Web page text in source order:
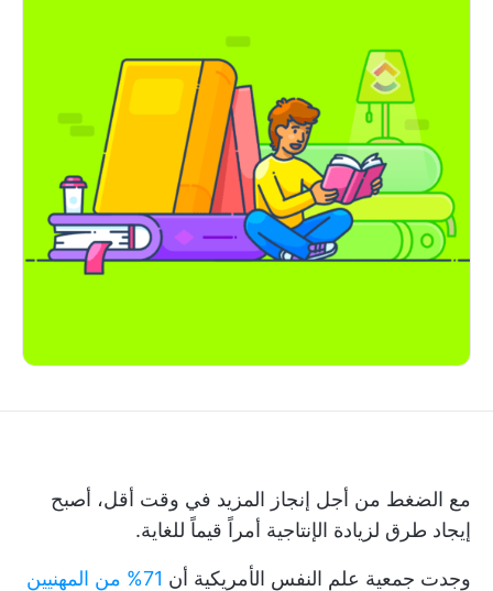
مع الضغط من أجل إنجاز المزيد في وقت أقل، أصبح
إيجاد طرق لزيادة الإنتاجية أمراً قيماً للغاية.
وجدت جمعية علم النفس الأمريكية أن 71% من المهنيين